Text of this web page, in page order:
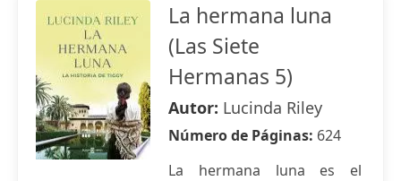
La hermana luna
(Las Siete
Hermanas 5)
Autor: Lucinda Riley
Número de Páginas: 624
La hermana luna es el